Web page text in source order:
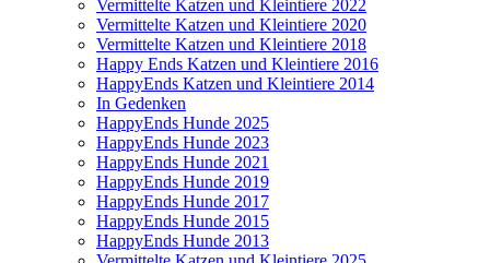
Vermittelte Katzen und Kleintiere 2022
Vermittelte Katzen und Kleintiere 2020
Vermittelte Katzen und Kleintiere 2018
Happy Ends Katzen und Kleintiere 2016
HappyEnds Katzen und Kleintiere 2014
In Gedenken
HappyEnds Hunde 2025
HappyEnds Hunde 2023
HappyEnds Hunde 2021
HappyEnds Hunde 2019
HappyEnds Hunde 2017
HappyEnds Hunde 2015
HappyEnds Hunde 2013